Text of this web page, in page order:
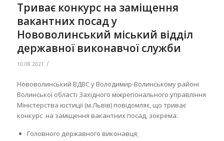
Триває конкурс на заміщення
вакантних посад у
Нововолинський міський відділ
державної виконавчої служби
10.08.2021 /
Нововолинський ВДВС у Володимир-Волинському районі
Волинської області Західного міжрегіонального управління
Міністерства юстиції (м.Львів) повідомляє, що триває
конкурс на заміщення вакантних посад, зокрема:
Головного державного виконавця;